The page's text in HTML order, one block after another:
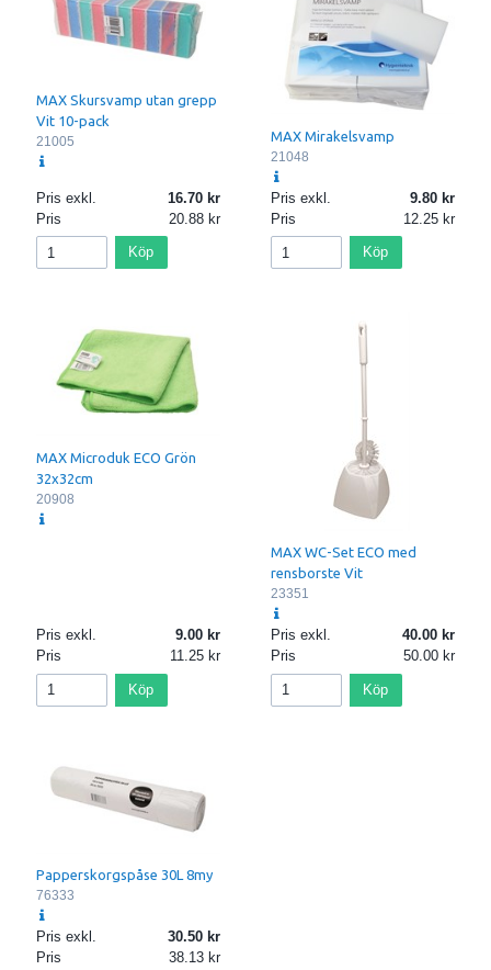
MAX Skursvamp utan grepp
Vit 10-pack
21005
Pris exkl.
16.70
Pris
20.88
Köp
MAX Mirakelsvamp
21048
Pris exkl.
9.80
Pris
12.25
Köp
MAX Microduk ECO Grön
32x32cm
20908
Pris exkl.
9.00
Pris
11.25
Köp
MAX WC-Set ECO med
rensborste Vit
23351
Pris exkl.
40.00
Pris
50.00
Köp
Papperskorgspåse 30L 8my
76333
Pris exkl.
30.50
Pris
38.13